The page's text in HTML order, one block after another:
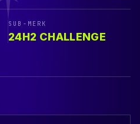
SUB-MERK
24H2 CHALLENGE